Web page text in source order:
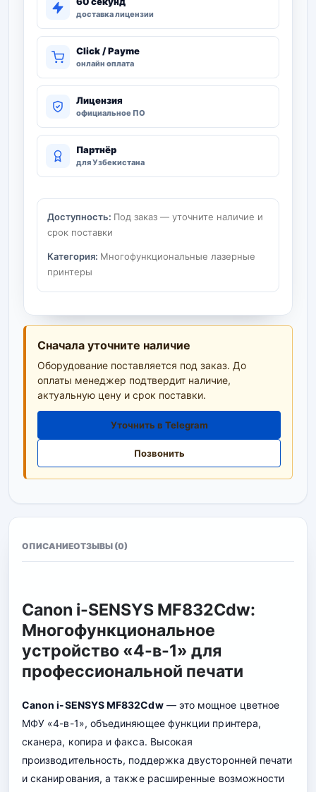
доставка лицензии
Click / Payme
онлайн оплата
Лицензия
официальное ПО
Партнёр
для Узбекистана
Доступность: Под заказ — уточните наличие и
срок поставки
Категория: Многофункциональные лазерные
принтеры
Сначала уточните наличие
Оборудование поставляется под заказ. До
оплаты менеджер подтвердит наличие,
актуальную цену и срок поставки.
Уточнить в Telegram
Позвонить
ОПИСАНИЕОТЗЫВЫ (0)
Canon i-SENSYS MF832Cdw:
Многофункциональное
устройство «4-в-1» для
профессиональной печати
Canon i-SENSYS MF832Cdw— это мощное цветное
МФУ «4-в-1», объединяющее функции принтера,
сканера, копира и факса. Высокая
производительность, поддержка двусторонней печати
и сканирования, а также расширенные возможности